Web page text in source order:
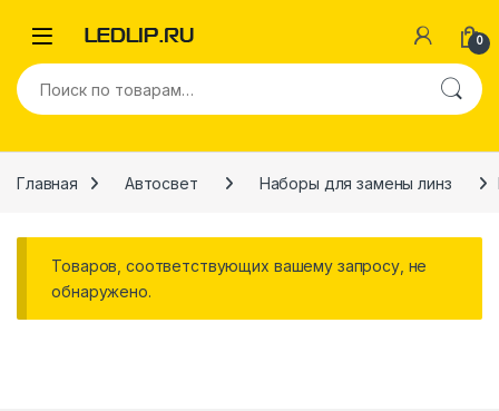
0
Искать:
Главная Автосвет Наборы для замены линз
Товаров, соответствующих вашему запросу, не
обнаружено.